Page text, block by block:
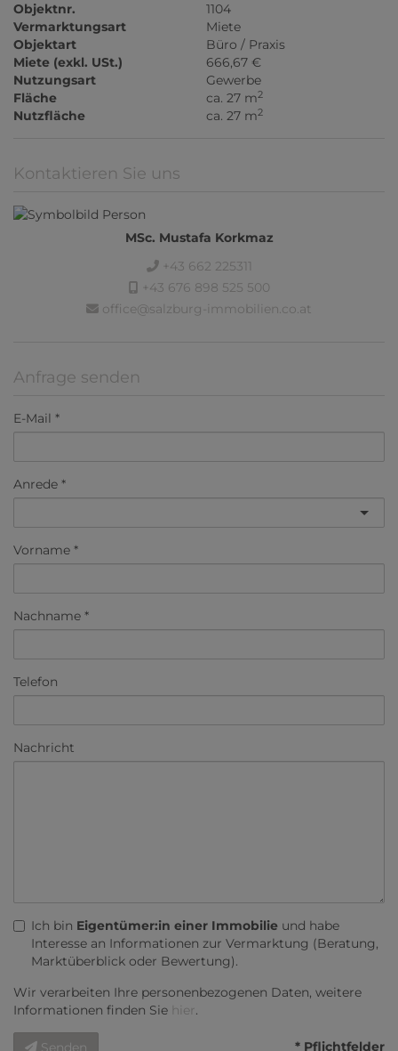
Objektnr.
1104
Vermarktungsart
Miete
Objektart
Büro / Praxis
Miete (exkl. USt.)
666,67 €
Nutzungsart
Gewerbe
Fläche
ca. 27 m2
Nutzfläche ca. 27 m2
Kontaktieren Sie uns
MSc. Mustafa Korkmaz
+43 662 225311
+43 676 898 525 500
office@salzburg-immobilien.co.at
Anfrage senden
E-Mail
Anrede
Vorname
Nachname
Telefon
Nachricht
Ich bin Eigentümer:in einer Immobilie und habe
Interesse an Informationen zur Vermarktung (Beratung,
Marktüberblick oder Bewertung).
Wir verarbeiten Ihre personenbezogenen Daten, weitere
Informationen finden Sie hier.
Senden * Pflichtfelder